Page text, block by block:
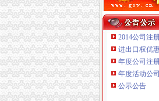
本站导航
2014公司注
进出口权优
年度公司注
年度活动公
公示公告
重庆鸽牌电线